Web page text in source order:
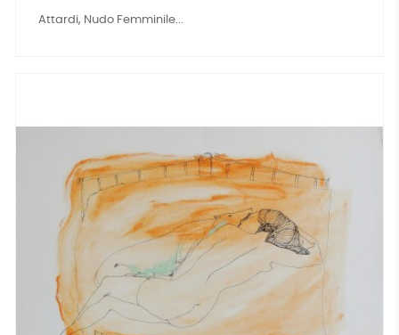
Attardi, Nudo Femminile...